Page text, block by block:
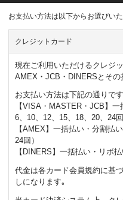
お支払い方法は以下からお選びいた
クレジットカード
現在ご利用いただけるクレジ
AMEX・JCB・DINERSとその
お支払い方法は下記の通りです
【VISA・MASTER・JCB】
6、10、12、15、18、20、24回
【AMEX】一括払い・分割払
24回）
【DINERS】一括払い・リボ
代金は各カード会員規約に基
しになります｡